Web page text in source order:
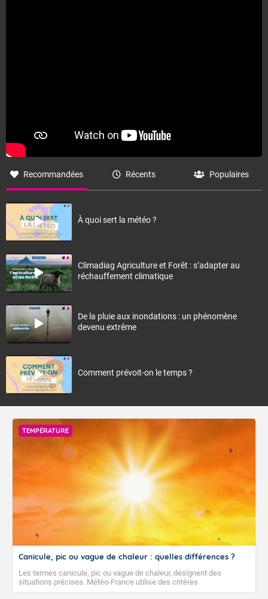
Recommandées Récents Populaires
À quoi sert la météo ?
Climadiag Agriculture et Forêt : s’adapter au
réchauffement climatique
De la pluie aux inondations : un phénomène
devenu extrême
Comment prévoit-on le temps ?
TEMPÉRATURE
Canicule, pic ou vague de chaleur : quelles différences ?
Les termes canicule, pic ou vague de chaleur, désignent des
situations précises. Météo-France utilise des critères
climatologiques pour évaluer et qualifier les épisodes de chaleur qui